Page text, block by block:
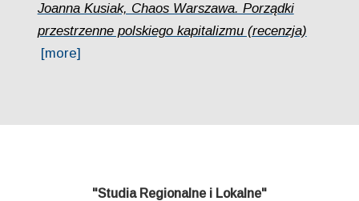
Joanna Kusiak, Chaos Warszawa. Porządki
przestrzenne polskiego kapitalizmu (recenzja)
[more]
"Studia Regionalne i Lokalne"